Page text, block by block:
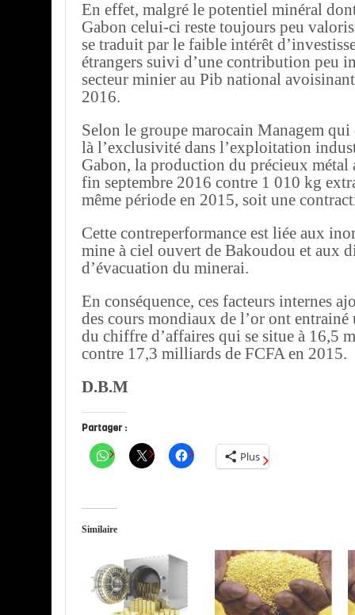
En effet, malgré le potentiel minéral
Gabon celui-ci reste toujours peu
se traduit par le faible intérêt
étrangers suivi d’une contribution peu
secteur minier au Pib national
2016.
Selon le groupe marocain Managem qui
là l’exclusivité dans l’exploitation
Gabon, la production du précieux métal
fin septembre 2016 contre 1 010 kg
même période en 2015, soit une
Cette contreperformance est liée aux
mine à ciel ouvert de Bakoudou et aux
d’évacuation du minerai.
En conséquence, ces facteurs internes
des cours mondiaux de l’or ont
du chiffre d’affaires qui se situe à 16,5
contre 17,3 milliards de FCFA en 2015.
D.B.M
Partager :
Plus
Similaire